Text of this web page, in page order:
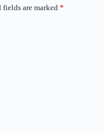
fields are marked *